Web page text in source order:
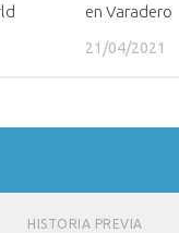
en Varadero
21/04/2021
HISTORIA PREVIA